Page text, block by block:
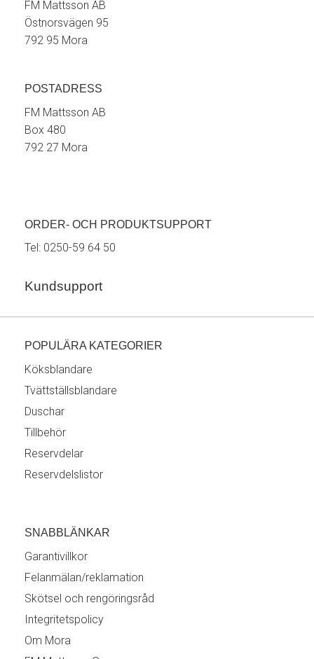
FM Mattsson AB
Östnorsvägen 95
792 95 Mora
POSTADRESS
FM Mattsson AB
Box 480
792 27 Mora
ORDER- OCH PRODUKTSUPPORT
Tel: 0250-59 64 50
Kundsupport
POPULÄRA KATEGORIER
Köksblandare
Tvättställsblandare
Duschar
Tillbehör
Reservdelar
Reservdelslistor
SNABBLÄNKAR
Garantivillkor
Felanmälan/reklamation
Skötsel och rengöringsråd
Integritetspolicy
Om Mora